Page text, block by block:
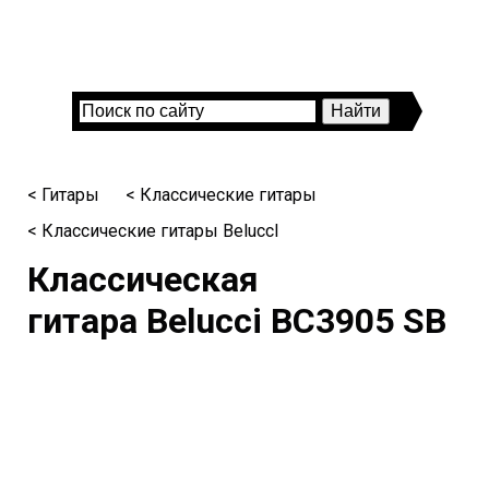
< Гитары
< Классические гитары
< Классические гитары BeluccI
Классическая
гитара Belucci BC3905 SB